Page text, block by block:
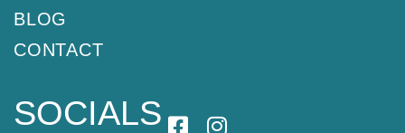
BLOG
CONTACT
SOCIALS